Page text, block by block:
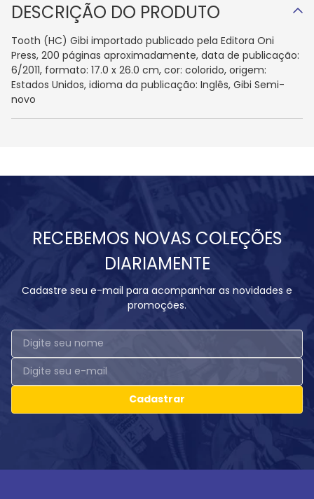
DESCRIÇÃO DO PRODUTO
Tooth (HC) Gibi importado publicado pela Editora Oni
Press, 200 páginas aproximadamente, data de publicação:
6/2011, formato: 17.0 x 26.0 cm, cor: colorido, origem:
Estados Unidos, idioma da publicação: Inglês, Gibi Semi-
novo
RECEBEMOS NOVAS COLEÇÕES
DIARIAMENTE
Cadastre seu e-mail para acompanhar as novidades e
promoções.
Cadastrar